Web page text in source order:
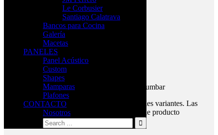
Le Corbusier
Santiago Calatrava
Bancos para Cocina
Galería
Macetas
PANELES
Panel Acústico
Custom
Shapes
Mamparas
Plafones
CONTACTO
Nosotros
Productos relacionados
$7,571.00
Freedom
Respaldo en malla elastica,con soporte lumbar
Seleccionar opciones Este producto tiene múltiples variantes. Las
opciones se pueden elegir en la página de producto
14,971.00